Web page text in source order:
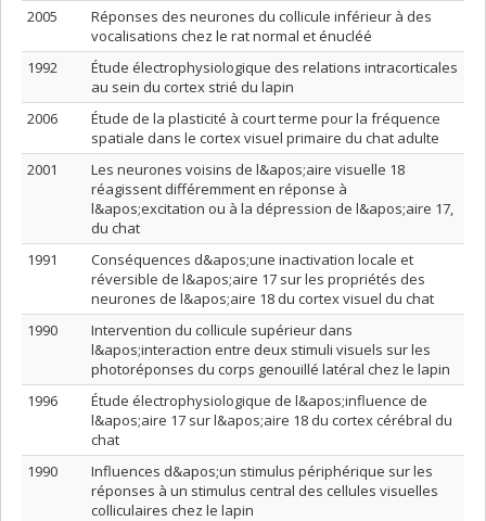
2005
Réponses des neurones du collicule inférieur à des
vocalisations chez le rat normal et énucléé
1992
Étude électrophysiologique des relations intracorticales
au sein du cortex strié du lapin
2006
Étude de la plasticité à court terme pour la fréquence
spatiale dans le cortex visuel primaire du chat adulte
2001
Les neurones voisins de l&apos;aire visuelle 18
réagissent différemment en réponse à
l&apos;excitation ou à la dépression de l&apos;aire 17,
du chat
1991
Conséquences d&apos;une inactivation locale et
réversible de l&apos;aire 17 sur les propriétés des
neurones de l&apos;aire 18 du cortex visuel du chat
1990
Intervention du collicule supérieur dans
l&apos;interaction entre deux stimuli visuels sur les
photoréponses du corps genouillé latéral chez le lapin
1996
Étude électrophysiologique de l&apos;influence de
l&apos;aire 17 sur l&apos;aire 18 du cortex cérébral du
chat
1990
Influences d&apos;un stimulus périphérique sur les
réponses à un stimulus central des cellules visuelles
colliculaires chez le lapin